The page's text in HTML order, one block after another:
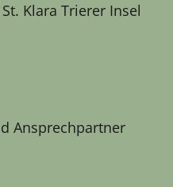
Klara Trierer Insel
Ansprechpartner